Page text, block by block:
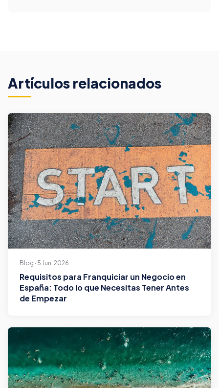
Artículos relacionados
Blog · 5 Jun. 2026
Requisitos para Franquiciar un Negocio en
España: Todo lo que Necesitas Tener Antes
de Empezar